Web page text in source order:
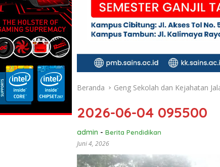
Beranda Geng Sekolah dan Kejahatan
2026-06-04 095500
admin - Berita Pendidikan
Juni 4, 2026